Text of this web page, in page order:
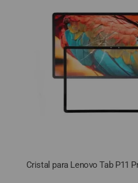
Cristal para Lenovo Tab P11